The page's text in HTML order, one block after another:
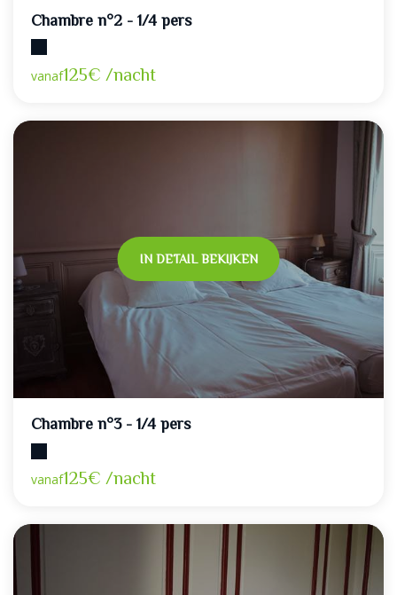
Chambre n°2 - 1/4 pers
vanaf125€ /nacht
IN DETAIL BEKIJKEN
Chambre n°3 - 1/4 pers
vanaf125€ /nacht